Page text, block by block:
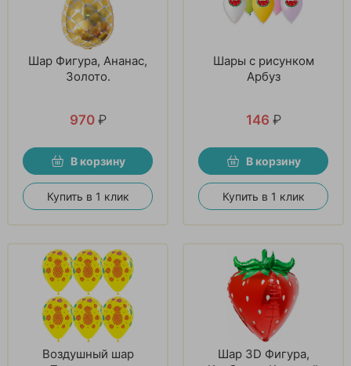
Шар Фигура, Ананас,
Золото.
970 ₽
В корзину
Купить в 1 клик
Шары с рисунком
Арбуз
146 ₽
В корзину
Купить в 1 клик
Воздушный шар
Шар 3D Фигура,